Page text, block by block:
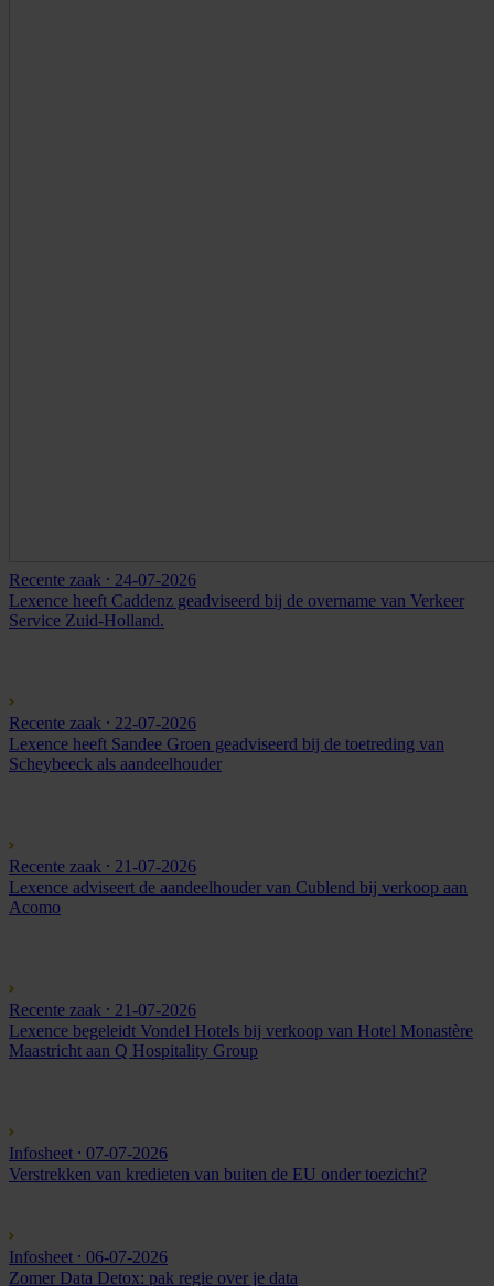
Recente zaak ⸱ 24-07-2026
Lexence heeft Caddenz geadviseerd bij de overname van Verkeer
Service Zuid-Holland.
Recente zaak ⸱ 22-07-2026
Lexence heeft Sandee Groen geadviseerd bij de toetreding van
Scheybeeck als aandeelhouder
Recente zaak ⸱ 21-07-2026
Lexence adviseert de aandeelhouder van Cublend bij verkoop aan
Acomo
Recente zaak ⸱ 21-07-2026
Lexence begeleidt Vondel Hotels bij verkoop van Hotel Monastère
Maastricht aan Q Hospitality Group
Infosheet ⸱ 07-07-2026
Verstrekken van kredieten van buiten de EU onder toezicht?
Infosheet ⸱ 06-07-2026
Zomer Data Detox: pak regie over je data